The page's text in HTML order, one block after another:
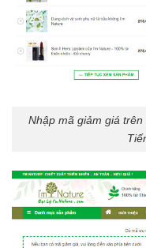
Nhập mã giảm giá